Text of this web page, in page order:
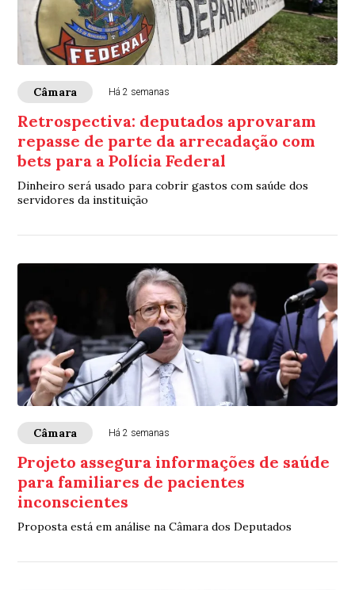
Câmara Há 2 semanas
Retrospectiva: deputados aprovaram
repasse de parte da arrecadação com
bets para a Polícia Federal
Dinheiro será usado para cobrir gastos com saúde dos
servidores da instituição
Câmara Há 2 semanas
Projeto assegura informações de saúde
para familiares de pacientes
inconscientes
Proposta está em análise na Câmara dos Deputados